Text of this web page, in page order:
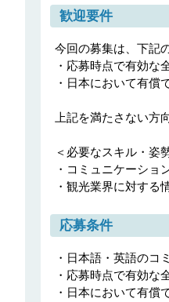
歓迎要件
今回の募集は、下記
・応募時点で有効な
・日本において有償
上記を満たさない方
＜必要なスキル・姿
・コミュニケーショ
・観光業界に対する
応募条件
・日本語・英語のコ
・応募時点で有効な
・日本において有償